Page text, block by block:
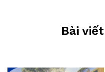
Bài